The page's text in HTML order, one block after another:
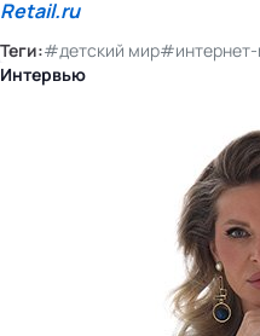
Retail.ru
Теги:#детский мир
Интервью